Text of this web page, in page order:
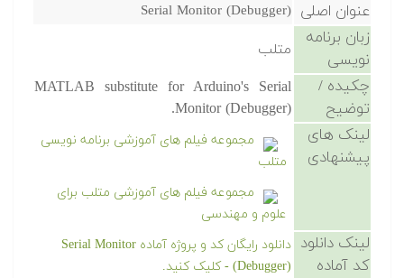
عنوان اصلی Serial Monitor (Debugger)
زبان برنامه
نویسی
متلب
چکیده /
توضیح
MATLAB substitute for Arduino's Serial
Monitor (Debugger).
لینک های
پیشنهادی
مجموعه فیلم های آموزشی برنامه نویسی
متلب
مجموعه فیلم های آموزشی متلب برای
علوم و مهندسی
لینک دانلود
کد آماده
دانلود رایگان کد و پروژه آماده Serial Monitor
(Debugger) - کلیک کنید.